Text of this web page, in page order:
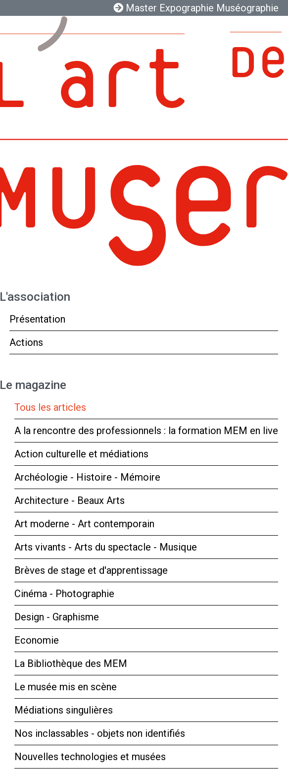
Master Expographie Muséographie
L'association
Présentation
Actions
Le magazine
Tous les articles
A la rencontre des professionnels : la formation MEM en live
Action culturelle et médiations
Archéologie - Histoire - Mémoire
Architecture - Beaux Arts
Art moderne - Art contemporain
Arts vivants - Arts du spectacle - Musique
Brèves de stage et d'apprentissage
Cinéma - Photographie
Design - Graphisme
Economie
La Bibliothèque des MEM
Le musée mis en scène
Médiations singulières
Nos inclassables - objets non identifiés
Nouvelles technologies et musées